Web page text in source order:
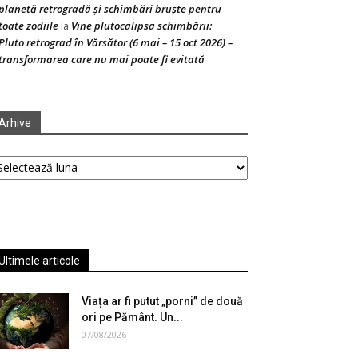
retrogradă și schimbări bruște pentru
zodiile la Vine plutocalipsa schimbării:
retrograd în Vărsător (6 mai – 15 oct 2026) –
care nu mai poate fi evitată
articole
Viața ar fi putut „porni” de două
ori pe Pământ. Un...
07/08/2026